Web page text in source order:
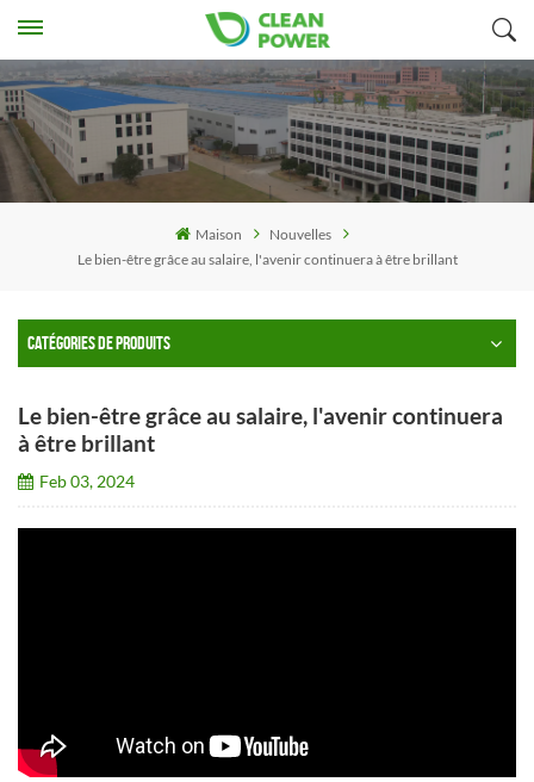
Maison
Nouvelles
Le bien-être grâce au salaire, l'avenir continuera à être brillant
CATÉGORIES DE PRODUITS
Le bien-être grâce au salaire, l'avenir continuera
à être brillant
Feb 03, 2024